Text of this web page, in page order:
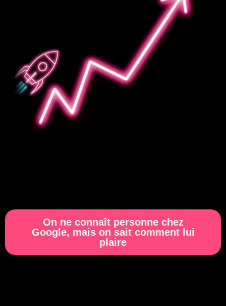
On ne connaît personne chez
Google, mais on sait comment lui
plaire